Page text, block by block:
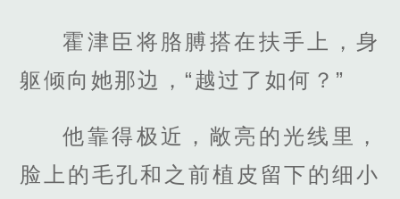
霍津臣将胳膊搭在扶手上，身
躯倾向她那边，“越过了如何？”
他靠得极近，敞亮的光线里，
脸上的毛孔和之前植皮留下的细小